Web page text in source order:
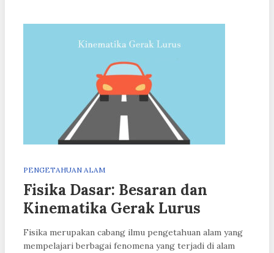
PENGETAHUAN ALAM
Fisika Dasar: Besaran dan
Kinematika Gerak Lurus
Fisika merupakan cabang ilmu pengetahuan alam yang
mempelajari berbagai fenomena yang terjadi di alam